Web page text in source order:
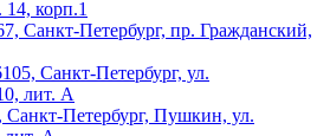
корп.1
Санкт-Петербург, пр. Гражданский,
Санкт-Петербург, ул.
лит. А
Санкт-Петербург, Пушкин, ул.